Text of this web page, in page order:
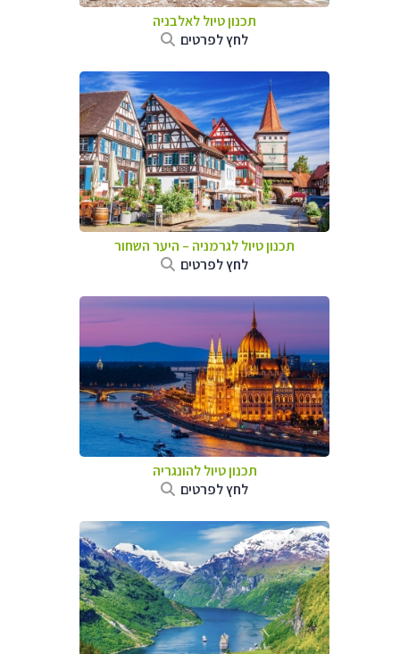
תכנון טיול לאלבניה
לחץ לפרטים
תכנון טיול לגרמניה – היער השחור
לחץ לפרטים
תכנון טיול להונגריה
לחץ לפרטים